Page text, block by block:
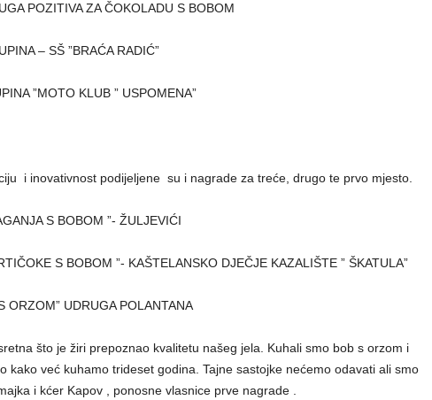
POZITIVA ZA ČOKOLADU S BOBOM
– SŠ ”BRAĆA RADIĆ”
”MOTO KLUB ” USPOMENA”
i inovativnost podijeljene su i nagrade za treće, drugo te prvo mjesto.
S BOBOM ”- ŽULJEVIĆI
S BOBOM ”- KAŠTELANSKO DJEČJE KAZALIŠTE ” ŠKATULA”
ORZOM” UDRUGA POLANTANA
što je žiri prepoznao kvalitetu našeg jela. Kuhali smo bob s orzom i
kako već kuhamo trideset godina. Tajne sastojke nećemo odavati ali smo
i kćer Kapov , ponosne vlasnice prve nagrade .